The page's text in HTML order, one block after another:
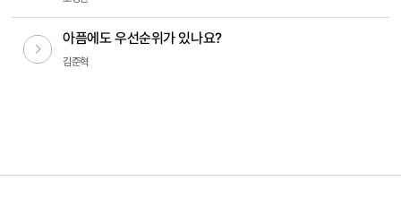
다음글
아픔에도 우선순위가 있나요?
김준혁